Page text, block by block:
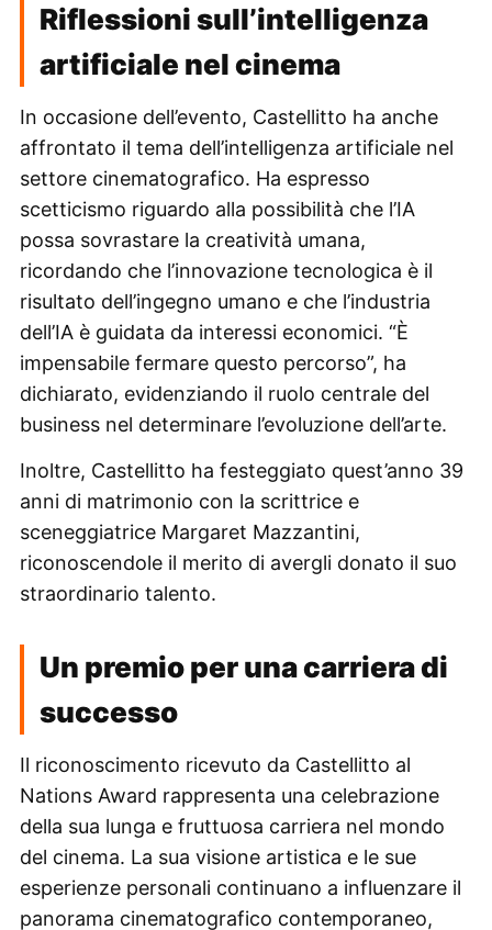
Riflessioni sull’intelligenza
artificiale nel cinema
In occasione dell’evento, Castellitto ha anche
affrontato il tema dell’intelligenza artificiale nel
settore cinematografico. Ha espresso
scetticismo riguardo alla possibilità che l’IA
possa sovrastare la creatività umana,
ricordando che l’innovazione tecnologica è il
risultato dell’ingegno umano e che l’industria
dell’IA è guidata da interessi economici. “È
impensabile fermare questo percorso”, ha
dichiarato, evidenziando il ruolo centrale del
business nel determinare l’evoluzione dell’arte.
Inoltre, Castellitto ha festeggiato quest’anno 39
anni di matrimonio con la scrittrice e
sceneggiatrice Margaret Mazzantini,
riconoscendole il merito di avergli donato il suo
straordinario talento.
Un premio per una carriera di
successo
Il riconoscimento ricevuto da Castellitto al
Nations Award rappresenta una celebrazione
della sua lunga e fruttuosa carriera nel mondo
del cinema. La sua visione artistica e le sue
esperienze personali continuano a influenzare il
panorama cinematografico contemporaneo,